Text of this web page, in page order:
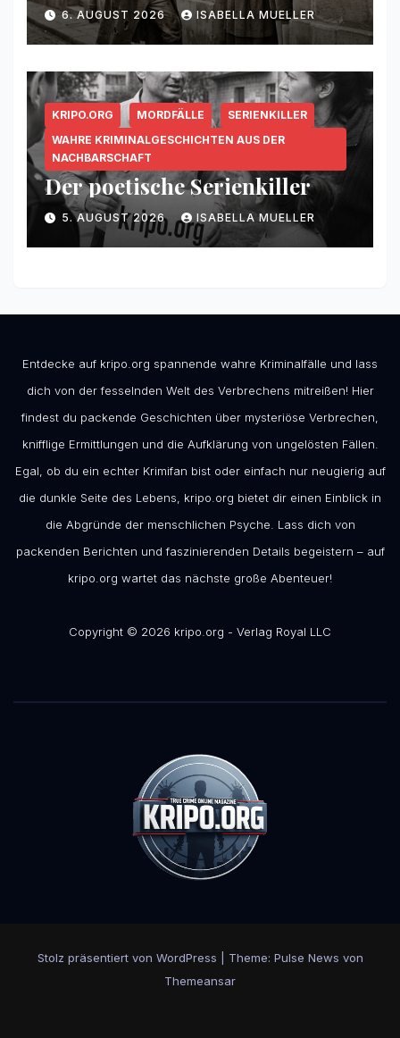
6. AUGUST 2026 ISABELLA MUELLER
KRIPO.ORG MORDFÄLLE
SERIENKILLER
WAHRE KRIMINALGESCHICHTEN AUS DER
NACHBARSCHAFT
Der poetische Serienkiller
5. AUGUST 2026 ISABELLA MUELLER
Entdecke auf kripo.org spannende wahre Kriminalfälle und lass
dich von der fesselnden Welt des Verbrechens mitreißen! Hier
findest du packende Geschichten über mysteriöse Verbrechen,
knifflige Ermittlungen und die Aufklärung von ungelösten Fällen.
Egal, ob du ein echter Krimifan bist oder einfach nur neugierig auf
die dunkle Seite des Lebens, kripo.org bietet dir einen Einblick in
die Abgründe der menschlichen Psyche. Lass dich von
packenden Berichten und faszinierenden Details begeistern – auf
kripo.org wartet das nächste große Abenteuer!
Copyright © 2026 kripo.org - Verlag Royal LLC
Stolz präsentiert von WordPress Theme: Pulse News von
Themeansar